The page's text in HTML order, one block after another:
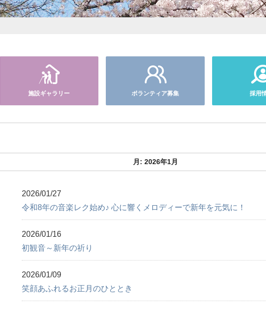
施設ギャラリー ボランティア募集 採用
月: 2026年1月
2026/01/27
令和8年の音楽レク始め♪ 心に響くメロディーで新年を元気に！
2026/01/16
初観音～新年の祈り
2026/01/09
笑顔あふれるお正月のひととき